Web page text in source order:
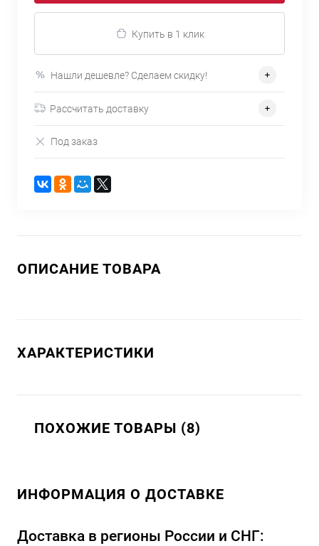
Купить в 1 клик
Нашли дешевле? Сделаем скидку!
Рассчитать доставку
Под заказ
ОПИСАНИЕ ТОВАРА
ХАРАКТЕРИСТИКИ
ПОХОЖИЕ ТОВАРЫ (8)
ИНФОРМАЦИЯ О ДОСТАВКЕ
Доставка в регионы России и СНГ: